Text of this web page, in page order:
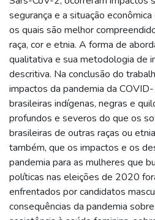
segurança e a situação
os quais são melhor
raça, cor e etnia. A forma de
qualitativa e sua metodologia de
descritiva. Na conclusão do
impactos da pandemia da
brasileiras indígenas, negras e
profundos e severos do que os
brasileiras de outras raças ou
também, que os impactos e os
pandemia para as mulheres que
políticas nas eleições de 2020
enfrentados por candidatos
consequências da pandemia